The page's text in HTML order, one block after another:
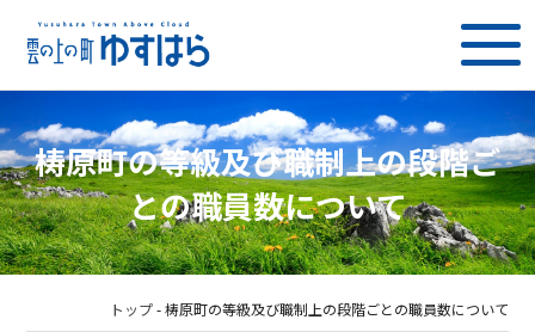
梼原町の等級及び職制上の段階ご
との職員数について
トップ-梼原町の等級及び職制上の段階ごとの職員数について